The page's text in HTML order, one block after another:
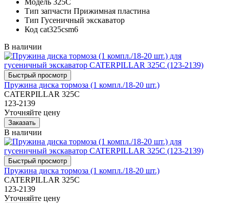
Тип запчасти Прижимная пластина
Тип Гусеничный экскаватор
Код cat325csm6
В наличии
Пружина диска тормоза (1 компл./18-20 шт.)
CATERPILLAR 325C
123-2139
Уточняйте цену
В наличии
Пружина диска тормоза (1 компл./18-20 шт.)
CATERPILLAR 325C
123-2139
Уточняйте цену